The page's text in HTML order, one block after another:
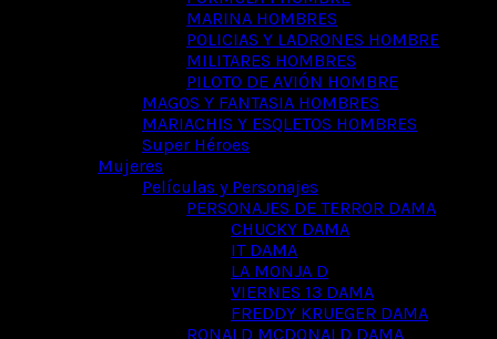
MARINA HOMBRES
POLICIAS Y LADRONES HOMBRE
MILITARES HOMBRES
PILOTO DE AVIÓN HOMBRE
MAGOS Y FANTASIA HOMBRES
MARIACHIS Y ESQLETOS HOMBRES
Super Héroes
Mujeres
Películas y Personajes
PERSONAJES DE TERROR DAMA
CHUCKY DAMA
IT DAMA
LA MONJA D
VIERNES 13 DAMA
FREDDY KRUEGER DAMA
RONALD MCDONALD DAMA